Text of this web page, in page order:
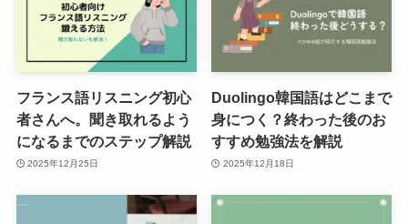
フランス語リスニング初心
者さんへ。聞き取れるよう
になるまでのステップ解説
2025年12月25日
Duolingo韓国語はどこまで
身につく？終わった後のお
すすめ勉強法を解説
2025年12月18日